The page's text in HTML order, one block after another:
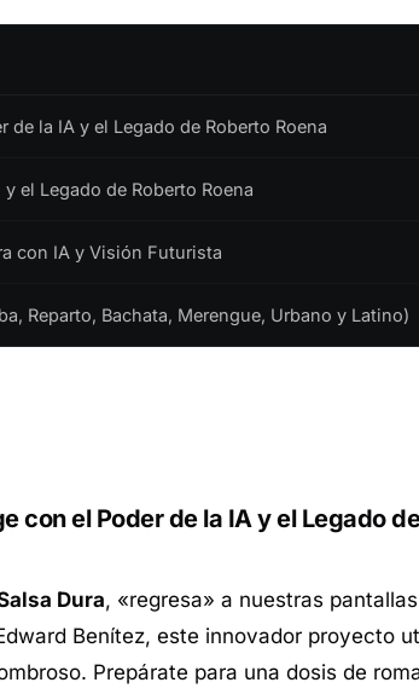
de la IA y el Legado de Roberto Roena
el Legado de Roberto Roena
con IA y Visión Futurista
Reparto, Bachata, Merengue, Urbano y Latino)
con el Poder de la IA y el Legado
Dura, «regresa» a nuestras
Benítez, este innovador proyecto
Prepárate para una dosis de